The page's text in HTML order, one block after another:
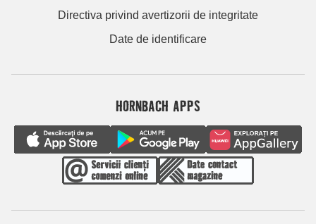
Directiva privind avertizorii de integritate
Date de identificare
HORNBACH APPS